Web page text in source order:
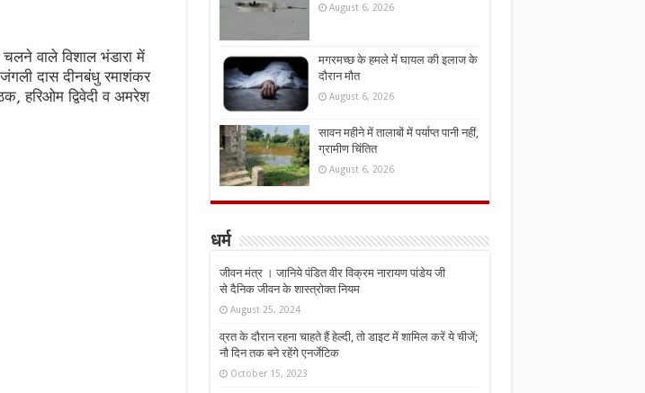
वाले विशाल भंडारा में
दास दीनबंधु रमाशंकर
हरिओम द्विवेदी व अमरेश
August 6, 2026
मगरमच्छ के हमले में घायल की इलाज के
दौरान मौत
August 6, 2026
सावन महीने में तालाबों में पर्याप्त पानी नहीं,
ग्रामीण चिंतित
August 6, 2026
धर्म
जीवन मंत्र । जानिये पंडित वीर विक्रम नारायण पांडेय जी
से दैनिक जीवन के शास्त्रोक्त नियम
August 25, 2024
व्रत के दौरान रहना चाहते हैं हेल्दी, तो डाइट में शामिल करें ये चीजें;
नौ दिन तक बने रहेंगे एनर्जेटिक
October 15, 2023